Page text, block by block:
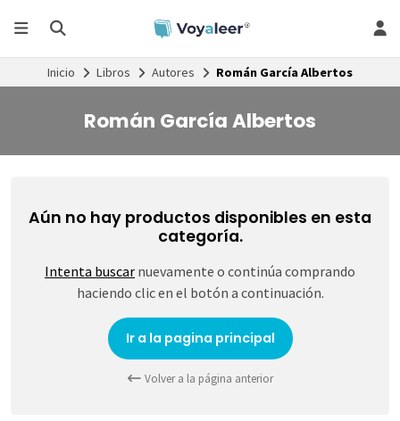
Inicio Libros Autores Román García Albertos
Román García Albertos
Aún no hay productos disponibles en esta
categoría.
Intenta buscar nuevamente o continúa comprando
haciendo clic en el botón a continuación.
Ir a la pagina principal
Volver a la página anterior